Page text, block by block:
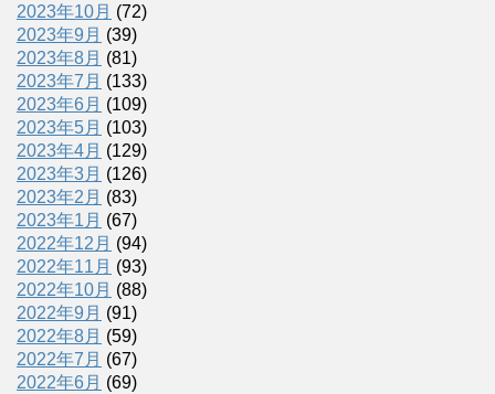
2023年10月 (72)
2023年9月 (39)
2023年8月 (81)
2023年7月 (133)
2023年6月 (109)
2023年5月 (103)
2023年4月 (129)
2023年3月 (126)
2023年2月 (83)
2023年1月 (67)
2022年12月 (94)
2022年11月 (93)
2022年10月 (88)
2022年9月 (91)
2022年8月 (59)
2022年7月 (67)
2022年6月 (69)